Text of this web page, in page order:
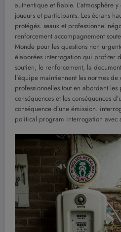
authentique et fiable. L’atmosphère
joueurs et participants. Les écrans
protégés. seaux et professionnel
renforcement accompagnement
Monde pour les questions non
élaborées interrogation qui profiter
soutien, le renforcement, la
l’équipe maintiennent les normes de
professionnelles tout en abordant
conséquences et les conséquences
conséquence d’une émission.
political program interrogation avec